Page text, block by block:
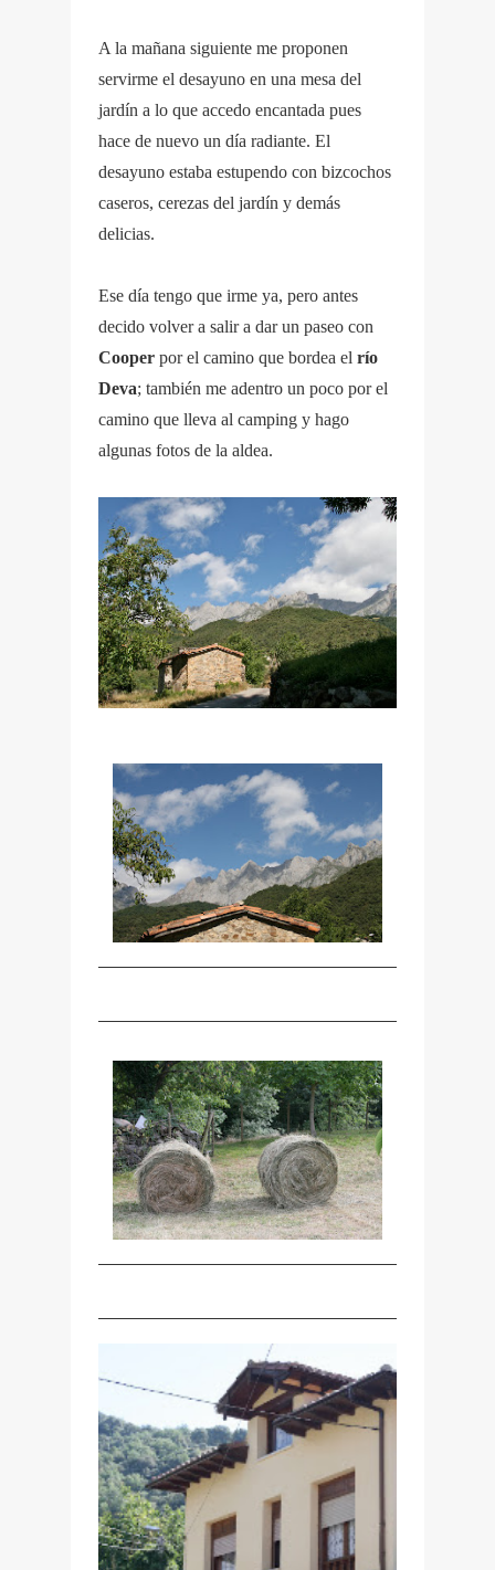
A la mañana siguiente me proponen
servirme el desayuno en una mesa del
jardín a lo que accedo encantada pues
hace de nuevo un día radiante. El
desayuno estaba estupendo con bizcochos
caseros, cerezas del jardín y demás
delicias.
Ese día tengo que irme ya, pero antes
decido volver a salir a dar un paseo con
Cooper por el camino que bordea el río
Deva; también me adentro un poco por el
camino que lleva al camping y hago
algunas fotos de la aldea.